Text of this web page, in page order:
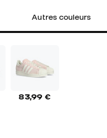
Autres couleurs
83,99 €